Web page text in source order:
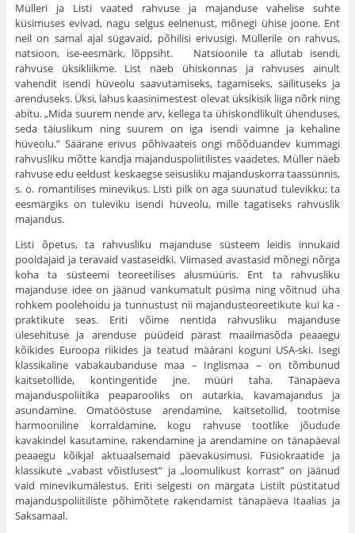
Mülleri ja Listi vaated rahvuse ja majanduse vahelise suhte
küsimuses evivad, nagu selgus eelnenust, mõnegi ühise joone. Ent
neil on samal ajal sügavaid, põhilisi erivusigi. Müllerile on rahvus,
natsioon, ise-eesmärk, lõppsiht. Natsioonile ta al­lutab isendi,
rahvuse üksikliikme. List näeb ühiskonnas ja rah­vuses ainult
vahendit isendi hüveolu saavutamiseks, tagami­seks, säilituseks ja
arenduseks. Üksi, lahus kaasinimestest olevat üksikisik liiga nõrk ning
abitu. „Mida suurem nende arv, kellega ta ühiskondlikult ühenduses,
seda täiuslikum ning suurem on iga isendi vaimne ja kehaline
hüveolu.” Säärane erivus põhivaateis ongi mõõduandev kummagi
rahvusliku mõtte kandja majanduspoliitilistes vaadetes. Müller näeb
rahvuse edu eel­dust keskaegse seisusliku majanduskorra taassünnis,
s. o. roman­tilises minevikus. Listi pilk on aga suunatud tulevikku; ta
ees­märgiks on tuleviku isendi hüveolu, mille tagatiseks rahvuslik
majandus.
Listi õpetus, ta rahvusliku majanduse süsteem leidis innu­kaid
pooldajaid ja teravaid vastaseidki. Viimased avastasid mõ­negi nõrga
koha ta süsteemi teoreetilises alusmüüris. Ent ta rahvusliku
majanduse idee on jäänud vankumatult püsima ning võitnud üha
rohkem poolehoidu ja tunnustust nii majandusteoreetikute kui ka -
praktikute seas. Eriti võime nentida rah­vusliku majanduse
ülesehituse ja arenduse püüdeid pärast maa­ilmasõda peaaegu
kõikides Euroopa riikides ja teatud määrani koguni USA-ski. Isegi
klassikaline vabakaubanduse maa – Ing­lismaa – on tõmbunud
kaitsetollide, kontingentide jne. müüri taha. Tänapäeva
majanduspoliitika peaparooliks on autarkia, kavamajandus ja
asundamine. Omatööstuse arendamine, kait­setollid, tootmise
harmooniline korraldamine, kogu rahvuse toot­like jõudude
kavakindel kasutamine, rakendamine ja arenda­mine on tänapäeval
peaaegu kõikjal aktuaalsemaid päevaküsi­musi. Füsiokraatide ja
klassikute „vabast võistlusest” ja „loomulikust korrast” on jäänud
vaid minevikumälestus. Eriti sel­gesti on märgata Listilt püstitatud
majanduspoliitiliste põhimõ­tete rakendamist tänapäeva Itaalias ja
Saksamaal.